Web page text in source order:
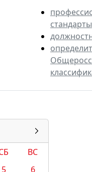
стандарты
ВС
5
6